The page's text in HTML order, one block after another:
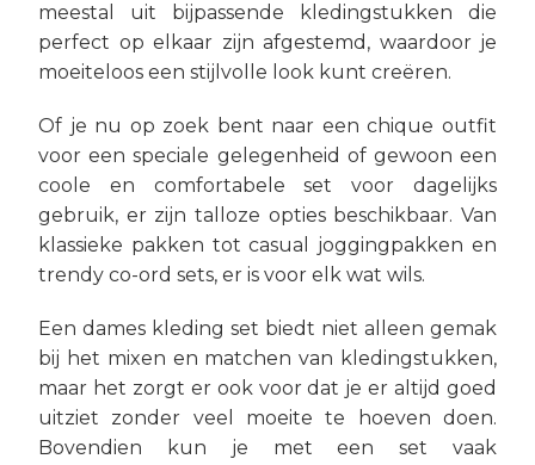
meestal uit bijpassende kledingstukken die
perfect op elkaar zijn afgestemd, waardoor je
moeiteloos een stijlvolle look kunt creëren.
Of je nu op zoek bent naar een chique outfit
voor een speciale gelegenheid of gewoon een
coole en comfortabele set voor dagelijks
gebruik, er zijn talloze opties beschikbaar. Van
klassieke pakken tot casual joggingpakken en
trendy co-ord sets, er is voor elk wat wils.
Een dames kleding set biedt niet alleen gemak
bij het mixen en matchen van kledingstukken,
maar het zorgt er ook voor dat je er altijd goed
uitziet zonder veel moeite te hoeven doen.
Bovendien kun je met een set vaak